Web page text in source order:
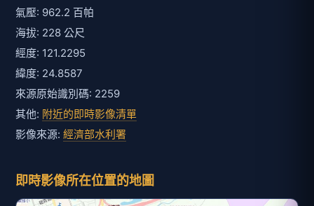
氣壓: 962.2 百帕
海拔: 228 公尺
經度: 121.2295
緯度: 24.8587
來源原始識別碼: 2259
其他: 附近的即時影像清單
影像來源: 經濟部水利署
即時影像所在位置的地圖